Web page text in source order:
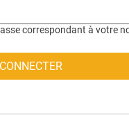
correspondant à votre